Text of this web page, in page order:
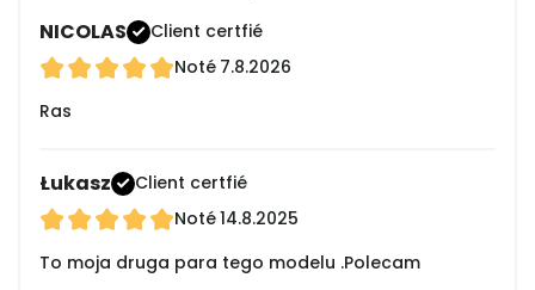
NICOLAS
Client certfié
Noté 7.8.2026
Ras
Łukasz
Client certfié
Noté14.8.2025
To moja druga para tego modelu .Polecam